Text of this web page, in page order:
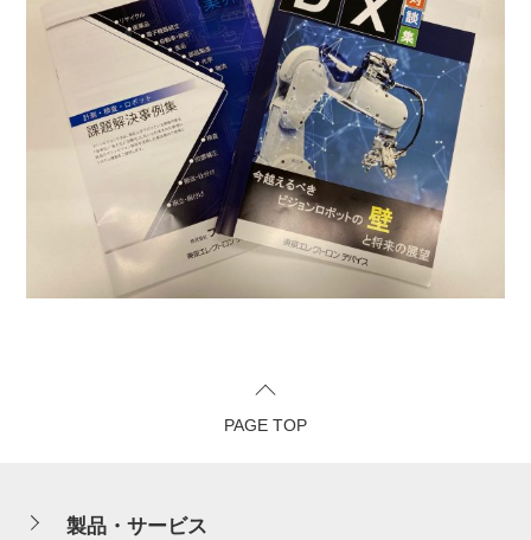
PAGE TOP
製品・サービス